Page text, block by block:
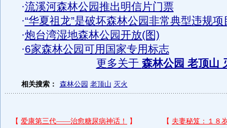
·流溪河森林公园推出明信片门票
·“华夏祖龙”是破坏森林公园非常典型违规项
·炮台湾湿地森林公园开放(图)
·6家森林公园可用国家专用标志
更多关于 森林公园 老顶山
相关搜索： 森林公园 老顶山 灭火